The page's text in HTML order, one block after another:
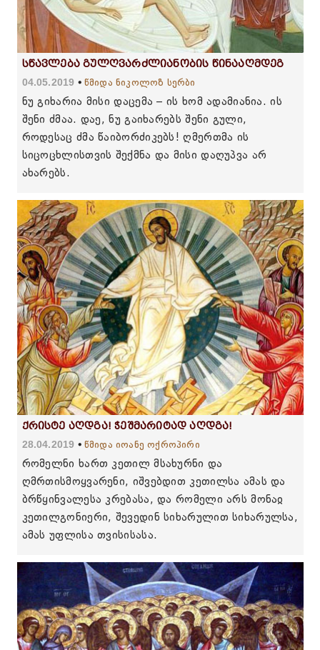
სწავლება გულღვარძლიანობის წინააღმდეგ
04.05.2019 წმიდა ნიკოლოზ სერბი
ნუ გიხარია მისი დაცემა – ის ხომ ადამიანია. ის
შენი ძმაა. დაე, ნუ გაიხარებს შენი გული,
როდესაც ძმა წაიბორძიკებს! ღმერთმა ის
სიცოცხლისთვის შექმნა და მისი დაღუპვა არ
ახარებს.
ქრისტე აღდგა! ჭეშმარიტად აღდგა!
28.04.2019 წმიდა იოანე ოქროპირი
რომელნი ხართ კეთილ მსახურნი და
ღმრთისმოყვარენი, იშვებდით კეთილსა ამას და
ბრწყინვალესა კრებასა, და რომელი არს მონაჲ
კეთილგონიერი, შევედინ სიხარულით სიხარულსა,
ამას უფლისა თვისისასა.